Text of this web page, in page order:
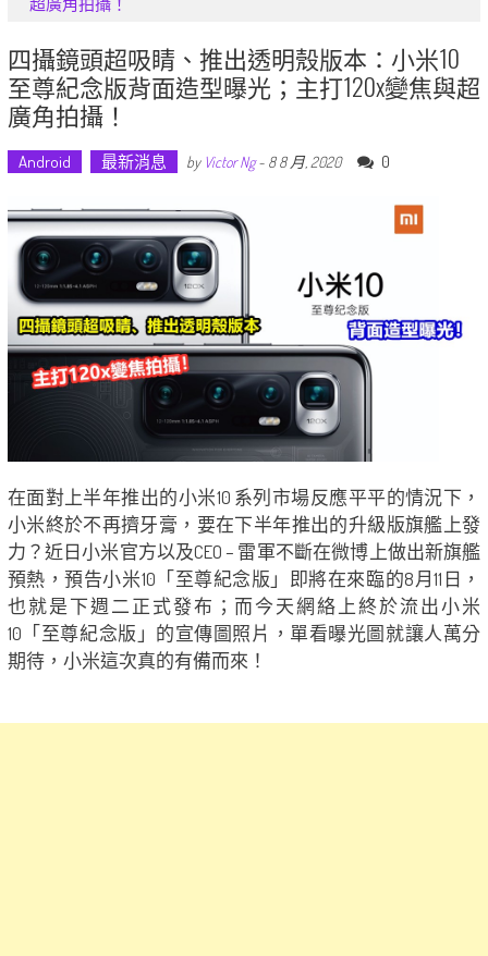
四攝鏡頭超吸睛、推出透明殼版本：小米10
至尊紀念版背面造型曝光；主打120x變焦與超
廣角拍攝！
Android 最新消息 by Victor Ng- 8 8 月, 2020 0
在面對上半年推出的小米10 系列市場反應平平的情況下，
小米終於不再擠牙膏，要在下半年推出的升級版旗艦上發
力？近日小米官方以及CEO – 雷軍不斷在微博上做出新旗艦
預熱，預告小米10「至尊紀念版」即將在來臨的8月11日，
也就是下週二正式發布；而今天網絡上終於流出小米
10「至尊紀念版」的宣傳圖照片，單看曝光圖就讓人萬分
期待，小米這次真的有備而來！